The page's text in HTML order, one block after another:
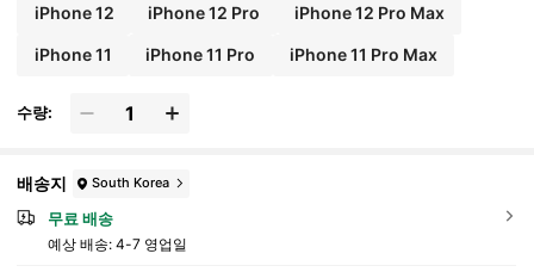
iPhone 12 iPhone 12 Pro iPhone 12 Pro Max
iPhone 11 iPhone 11 Pro iPhone 11 Pro Max
수량:
배송지 South Korea
무료 배송
예상 배송: 4-7 영업일